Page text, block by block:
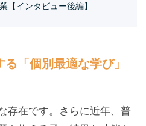
【インタビュー後編】
「個別最適な学び」
存在です。さらに近年、普